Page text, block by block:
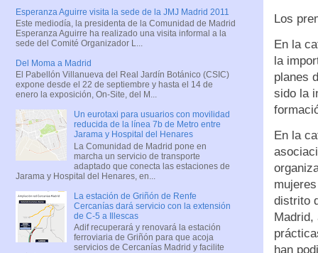
Los
En la
la
planes
sido la
En la
distrito
Madrid,
han
Esperanza Aguirre visita la sede de la JMJ Madrid 2011
Este mediodía, la presidenta de la Comunidad de Madrid
Esperanza Aguirre ha realizado una visita informal a la
sede del Comité Organizador L...
Del Moma a Madrid
El Pabellón Villanueva del Real Jardín Botánico (CSIC)
expone desde el 22 de septiembre y hasta el 14 de
enero la exposición, On-Site, del M...
Un eurotaxi para usuarios con movilidad
reducida de la línea 7b de Metro entre
Jarama y Hospital del Henares
La Comunidad de Madrid pone en
marcha un servicio de transporte
adaptado que conecta las estaciones de
Jarama y Hospital del Henares, en...
La estación de Griñón de Renfe
Cercanías dará servicio con la extensión
de C-5 a Illescas
Adif recuperará y renovará la estación
ferroviaria de Griñón para que acoja
servicios de Cercanías Madrid y facilite